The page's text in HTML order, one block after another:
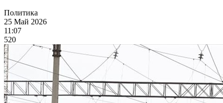
Политика
25 Май 2026
11:07
520